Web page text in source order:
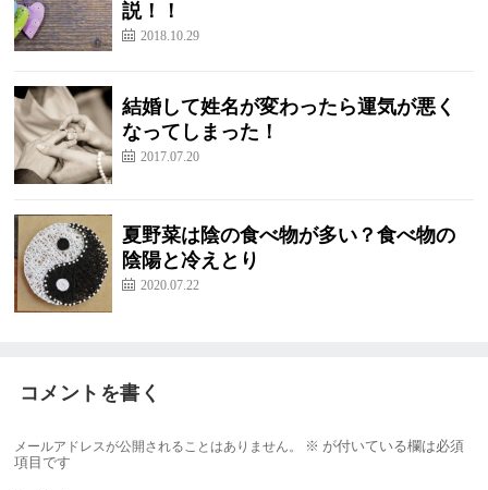
説！！
2018.10.29
結婚して姓名が変わったら運気が悪く
なってしまった！
2017.07.20
夏野菜は陰の食べ物が多い？食べ物の
陰陽と冷えとり
2020.07.22
コメントを書く
メールアドレスが公開されることはありません。 ※ が付いている欄は必須
項目です